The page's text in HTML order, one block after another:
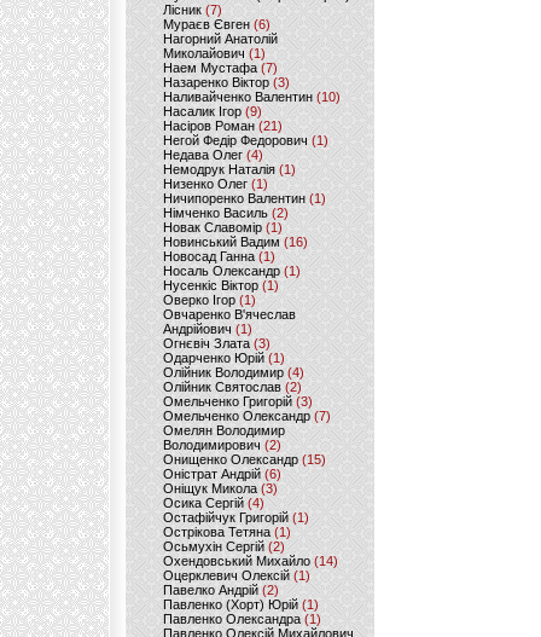
Лісник (7)
Мураєв Євген(6)
Нагорний Анатолій
Миколайович (1)
Наем Мустафа (7)
Назаренко Віктор (3)
Наливайченко Валентин (10)
Насалик Ігор(9)
Насіров Роман (21)
Негой Федір Федорович(1)
Недава Олег(4)
Немодрук Наталія(1)
Низенко Олег (1)
Ничипоренко Валентин (1)
Німченко Василь (2)
Новак Славомір (1)
Новинський Вадим (16)
Новосад Ганна (1)
Носаль Олександр (1)
Нусенкіс Віктор (1)
Оверко Ігор (1)
Овчаренко В'ячеслав
Андрійович(1)
Огнєвіч Злата (3)
Одарченко Юрій(1)
Олійник Володимир (4)
Олійник Святослав (2)
Омельченко Григорій (3)
Омельченко Олександр(7)
Омелян Володимир
Володимирович (2)
Онищенко Олександр (15)
Оністрат Андрій (6)
Оніщук Микола (3)
Осика Сергій(4)
Остафійчук Григорій(1)
Острікова Тетяна (1)
Осьмухін Сергій (2)
Охендовський Михайло (14)
Оцерклевич Олексій (1)
Павелко Андрій (2)
Павленко (Хорт) Юрій (1)
Павленко Олександра (1)
Павленко Олексій Михайлович